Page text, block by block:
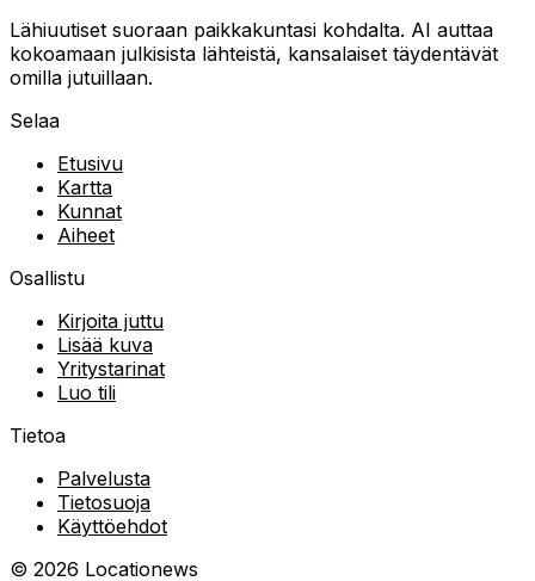
Lähiuutiset suoraan paikkakuntasi kohdalta. AI auttaa
kokoamaan julkisista lähteistä, kansalaiset täydentävät
omilla jutuillaan.
Selaa
Etusivu
Kartta
Kunnat
Aiheet
Osallistu
Kirjoita juttu
Lisää kuva
Yritystarinat
Luo tili
Tietoa
Palvelusta
Tietosuoja
Käyttöehdot
© 2026 Locationews